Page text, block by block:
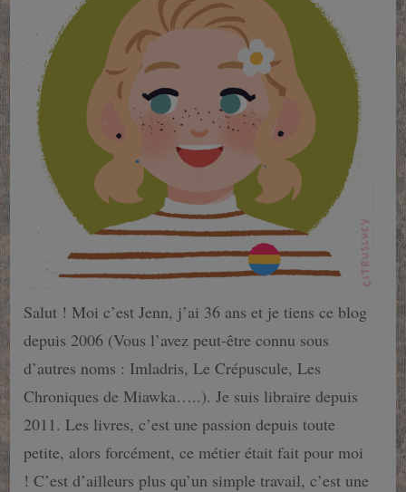
Salut ! Moi c’est Jenn, j’ai 36 ans et je tiens ce blog
depuis 2006 (Vous l’avez peut-être connu sous
d’autres noms : Imladris, Le Crépuscule, Les
Chroniques de Miawka…..). Je suis libraire depuis
2011. Les livres, c’est une passion depuis toute
petite, alors forcément, ce métier était fait pour moi
! C’est d’ailleurs plus qu’un simple travail, c’est une